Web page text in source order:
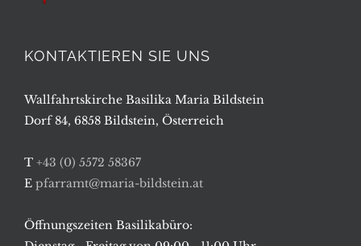
KONTAKTIEREN SIE UNS
Wallfahrtskirche Basilika Maria Bildstein
Dorf 84, 6858 Bildstein, Österreich
T +43 (0) 5572 58367
E pfarramt@maria-bildstein.at
Öffnungszeiten Basilikabüro: